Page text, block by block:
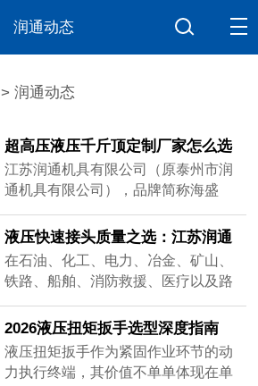
润通动态
> 润通动态
超高压液压千斤顶定制厂家怎么选
江苏润通机具有限公司（原泰州市润
通机具有限公司），品牌简称海盛
度构建了自身的业务体系，可作为相
关采购需求的参考对象之一。
液压快速接头质量之选：江苏润通
的超高压解决方案
在石油、化工、电力、冶金、矿山、
铁路、船舶、消防救援、医疗以及路
统的稳定运行往往依赖于一个看似不
起眼却举足轻重的部件——液压快速
接头。
2026液压扭矩扳手选型深度指南
液压扭矩扳手作为紧固作业环节的动
力执行终端，其价值不单单体现在单